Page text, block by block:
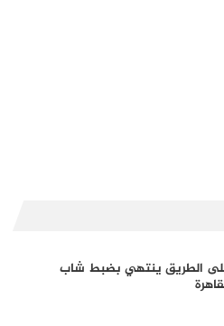
الطريق ينتهي بضبط شاب